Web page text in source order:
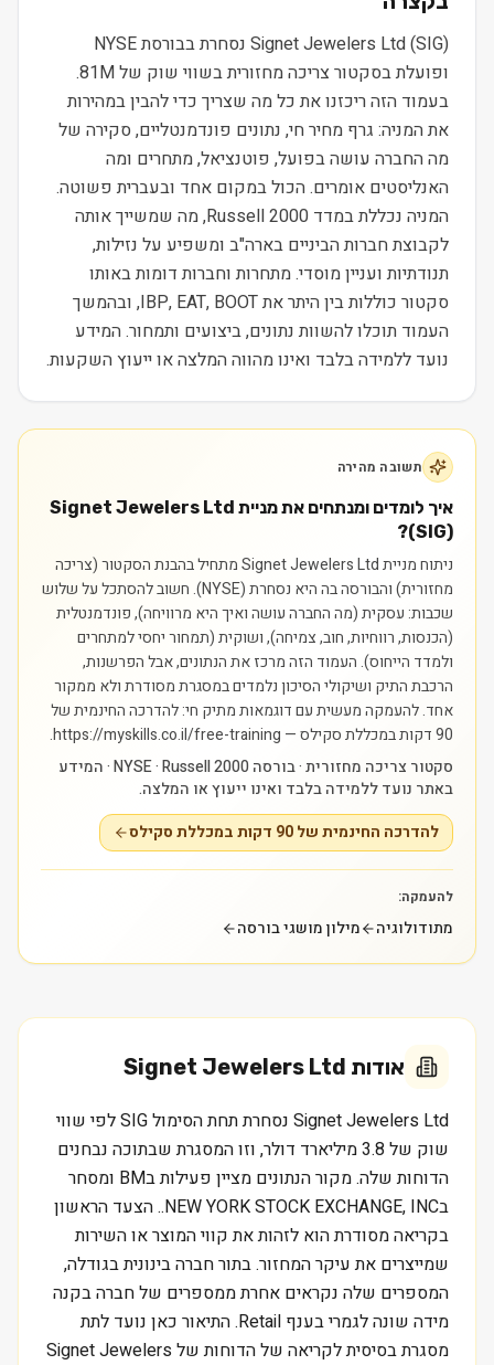
Signet Jewelers Ltd (SIG) נסחרת בבורסת NYSE
ופועלת בסקטור צריכה מחזורית בשווי שוק של 81M.
בעמוד הזה ריכזנו את כל מה שצריך כדי להבין במהירות
את המניה: גרף מחיר חי, נתונים פונדמנטליים, סקירה של
מה החברה עושה בפועל, פוטנציאל, מתחרים ומה
האנליסטים אומרים. הכול במקום אחד ובעברית פשוטה.
המניה נכללת במדד Russell 2000, מה שמשייך אותה
לקבוצת חברות הביניים בארה"ב ומשפיע על נזילות,
תנודתיות ועניין מוסדי. מתחרות וחברות דומות באותו
סקטור כוללות בין היתר את IBP, EAT, BOOT, ובהמשך
העמוד תוכלו להשוות נתונים, ביצועים ותמחור. המידע
נועד ללמידה בלבד ואינו מהווה המלצה או ייעוץ השקעות.
תשובה מהירה
איך לומדים ומנתחים את מניית Signet Jewelers Ltd
(SIG)?
ניתוח מניית Signet Jewelers Ltd מתחיל בהבנת הסקטור (צריכה
מחזורית) והבורסה בה היא נסחרת (NYSE). חשוב להסתכל על שלוש
שכבות: עסקית (מה החברה עושה ואיך היא מרוויחה), פונדמנטלית
(הכנסות, רווחיות, חוב, צמיחה), ושוקית (תמחור יחסי למתחרים
ולמדד הייחוס). העמוד הזה מרכז את הנתונים, אבל הפרשנות,
הרכבת התיק ושיקולי הסיכון נלמדים במסגרת מסודרת ולא ממקור
אחד.להעמקה מעשית עם דוגמאות מתיק חי: להדרכה החינמית של
90 דקות במכללת סקילס — https://myskills.co.il/free-training.
סקטור צריכה מחזורית · בורסה NYSE · Russell 2000 · המידע
באתר נועד ללמידה בלבד ואינו ייעוץ או המלצה.
להדרכה החינמית של 90 דקות במכללת סקילס
להעמקה:
מתודולוגיה מילון מושגי בורסה
אודות Signet Jewelers Ltd
Signet Jewelers Ltd נסחרת תחת הסימול SIG לפי שווי
שוק של 3.8 מיליארד דולר, וזו המסגרת שבתוכה נבחנים
הדוחות שלה. מקור הנתונים מציין פעילות בBM ומסחר
בNEW YORK STOCK EXCHANGE, INC.. הצעד הראשון
בקריאה מסודרת הוא לזהות את קווי המוצר או השירות
שמייצרים את עיקר המחזור. בתור חברה בינונית בגודלה,
המספרים שלה נקראים אחרת ממספרים של חברה בקנה
מידה שונה לגמרי בענף Retail. התיאור כאן נועד לתת
מסגרת בסיסית לקריאה של הדוחות של Signet Jewelers